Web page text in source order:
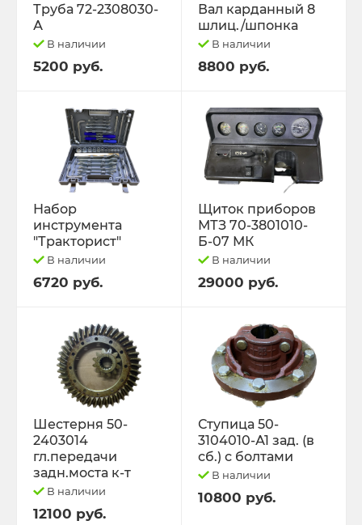
Труба 72-2308030-
А
В наличии
5200 руб.
Вал карданный 8
шлиц./шпонка
В наличии
8800 руб.
Набор
инструмента
"Тракторист"
В наличии
6720 руб.
Щиток приборов
МТЗ 70-3801010-
Б-07 МК
В наличии
29000 руб.
Шестерня 50-
2403014
гл.передачи
задн.моста к-т
В наличии
12100 руб.
Ступица 50-
3104010-А1 зад. (в
сб.) с болтами
В наличии
10800 руб.